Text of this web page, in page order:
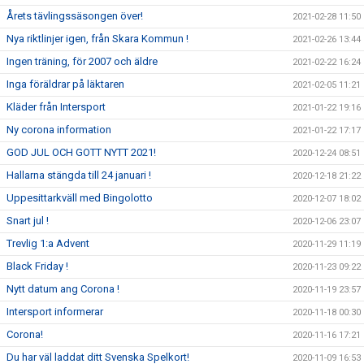
Årets tävlingssäsongen över! 2021-02-28 11:50
Nya riktlinjer igen, från Skara Kommun ! 2021-02-26 13:44
Ingen träning, för 2007 och äldre 2021-02-22 16:24
Inga föräldrar på läktaren 2021-02-05 11:21
Kläder från Intersport 2021-01-22 19:16
Ny corona information 2021-01-22 17:17
GOD JUL OCH GOTT NYTT 2021! 2020-12-24 08:51
Hallarna stängda till 24 januari ! 2020-12-18 21:22
Uppesittarkväll med Bingolotto 2020-12-07 18:02
Snart jul ! 2020-12-06 23:07
Trevlig 1:a Advent 2020-11-29 11:19
Black Friday ! 2020-11-23 09:22
Nytt datum ang Corona ! 2020-11-19 23:57
Intersport informerar 2020-11-18 00:30
Corona! 2020-11-16 17:21
Du har väl laddat ditt Svenska Spelkort! 2020-11-09 16:53